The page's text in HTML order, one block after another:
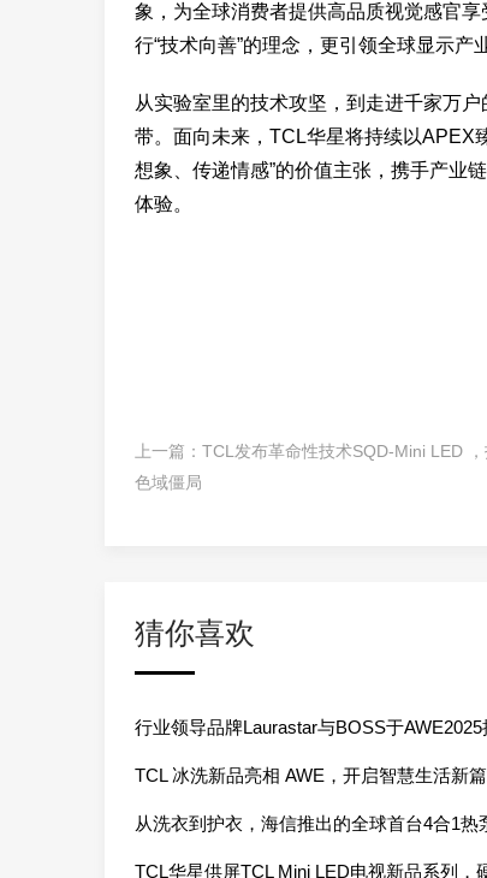
象，为全球消费者提供高品质视觉感官
行“技术向善”的理念，更引领全球显示产
从实验室里的技术攻坚，到走进千家万
带。面向未来，TCL华星将持续以APEX
想象、传递情感”的价值主张，携手产业
体验。
上一篇： TCL发布革命性技术SQD-Mini LED
色域僵局
猜你喜欢
行业领导品牌Laurastar与BOSS于AWE2025
出限定合作系列
TCL 冰洗新品亮相 AWE，开启智慧生活新
从洗衣到护衣，海信推出的全球首台4合1热
一体机如何让生活更轻松？
TCL华星供屏TCL Mini LED电视新品系列，